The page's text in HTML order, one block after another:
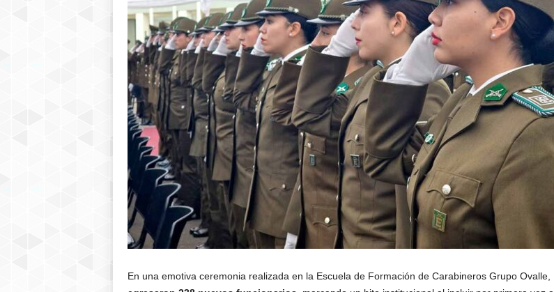
En una emotiva ceremonia realizada en la Escuela de Formación de Carabineros Grupo Ovalle,